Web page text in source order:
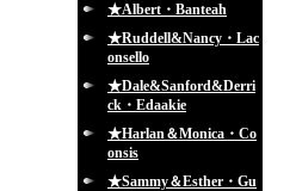
★Albert・Banteah
★Ruddell&Nancy・Lac
onsello
★Dale&Sanford&Derri
ck・Edaakie
★Harlan＆Monica・Co
onsis
★Sammy＆Esther・Gu